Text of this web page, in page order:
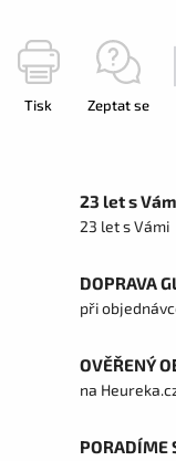
Tisk Zeptat se
23 let s
23 let s Vámi
DOPRAVA
při
OVĚŘENÝ
na
PORADÍME